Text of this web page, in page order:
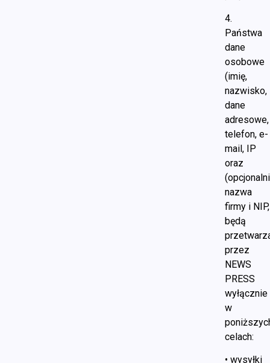
4.
Państwa
dane
osobowe
(imię,
nazwisko,
dane
adresowe,
telefon, e-
mail, IP
oraz
nazwa
firmy i NIP,
będą
przez
NEWS
PRESS
wyłącznie
w
celach:
• wysyłki